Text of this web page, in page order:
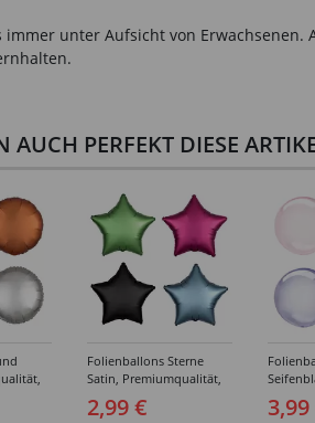
unter Aufsicht von
PERFEKT DIESE
Folienballons Sterne
Satin, Premiumqualität,
beidseitig bedruckt,
Größe: ca. 45 cm -
2,99 €
35 cm -
Farben
3,99